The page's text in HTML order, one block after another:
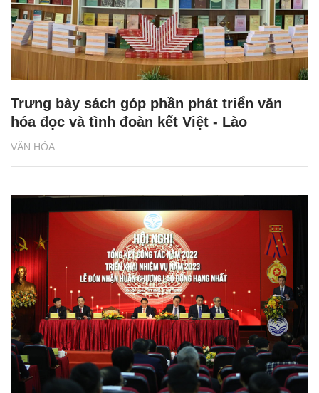
VĂN HÓA
Trưng bày sách góp phần phát triển văn
hóa đọc và tình đoàn kết Việt - Lào